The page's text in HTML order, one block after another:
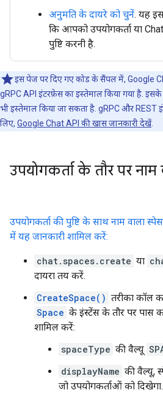
अनुमति के दायरे को चुनें. यह इस
कि आपको उपयोगकर्ता या
पुष्टि करनी है.
इस पेज पर दिए गए कोड के सैंपल में, Google
gRPC API इंटरफ़ेस का इस्तेमाल किया गया है.
भी इस्तेमाल किया जा सकता है. gRPC और REST
लिए, Google Chat API की खास जानकारी देखें.
उपयोगकर्ता के तौर पर नाम
उपयोगकर्ता की पुष्टि के साथ नाम वाला
में यह जानकारी शामिल करें:
chat.spaces.create या
दायरा तय करें.
CreateSpace() तरीका कॉल
Space के इंस्टेंस के तौर पर पास
शामिल करें:
spaceType की वैल्यू
displayName की वैल्यू,
जो उपयोगकर्ताओं को दिखेगा.